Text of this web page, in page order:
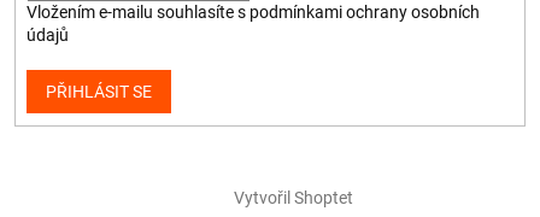
Vložením e-mailu souhlasíte s podmínkami ochrany osobních
údajů
PŘIHLÁSIT SE
Vytvořil Shoptet